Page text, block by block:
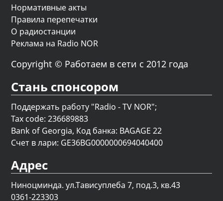
Нормативные акты
Правила перепечатки
О радиостанции
Реклама на Radio NOR
Copyright © Работаем в сети с 2012 года
Стань спонсором
Поддержать работу "Radio - TV NOR";
Tax code: 236689883
Bank of Georgia, Код банка: BAGAGE 22
Счет в лари: GE36BG0000000694040400
Адрес
Ниноцминда. ул.Тависуплеба 7, под.3, кв.43
0361-223303